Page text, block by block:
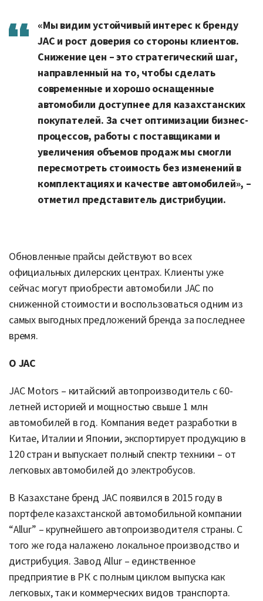
«Мы видим устойчивый интерес к бренду
JAC и рост доверия со стороны клиентов.
Снижение цен – это стратегический шаг,
направленный на то, чтобы сделать
современные и хорошо оснащенные
автомобили доступнее для казахстанских
покупателей. За счет оптимизации бизнес-
процессов, работы с поставщиками и
увеличения объемов продаж мы смогли
пересмотреть стоимость без изменений в
комплектациях и качестве автомобилей», –
отметил представитель дистрибуции.
Обновленные прайсы действуют во всех
официальных дилерских центрах. Клиенты уже
сейчас могут приобрести автомобили JAC по
сниженной стоимости и воспользоваться одним из
самых выгодных предложений бренда за последнее
время.
О JAC
JAC Motors – китайский автопроизводитель с 60-
летней историей и мощностью свыше 1 млн
автомобилей в год. Компания ведет разработки в
Китае, Италии и Японии, экспортирует продукцию в
120 стран и выпускает полный спектр техники – от
легковых автомобилей до электробусов.
В Казахстане бренд JAC появился в 2015 году в
портфеле казахстанской автомобильной компании
“Allur” – крупнейшего автопроизводителя страны. С
того же года налажено локальное производство и
дистрибуция. Завод Allur – единственное
предприятие в РК с полным циклом выпуска как
легковых, так и коммерческих видов транспорта.